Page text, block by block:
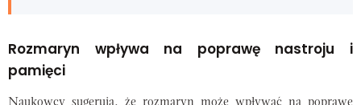
Rozmaryn wpływa na poprawę nastroju i
pamięci